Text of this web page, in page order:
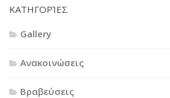
KΑΤΗΓΟΡΊΕΣ
Gallery
Ανακοινώσεις
Βραβεύσεις